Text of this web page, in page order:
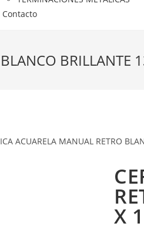
Contacto
BRILLANTE
ACUARELA MANUAL RETRO
X